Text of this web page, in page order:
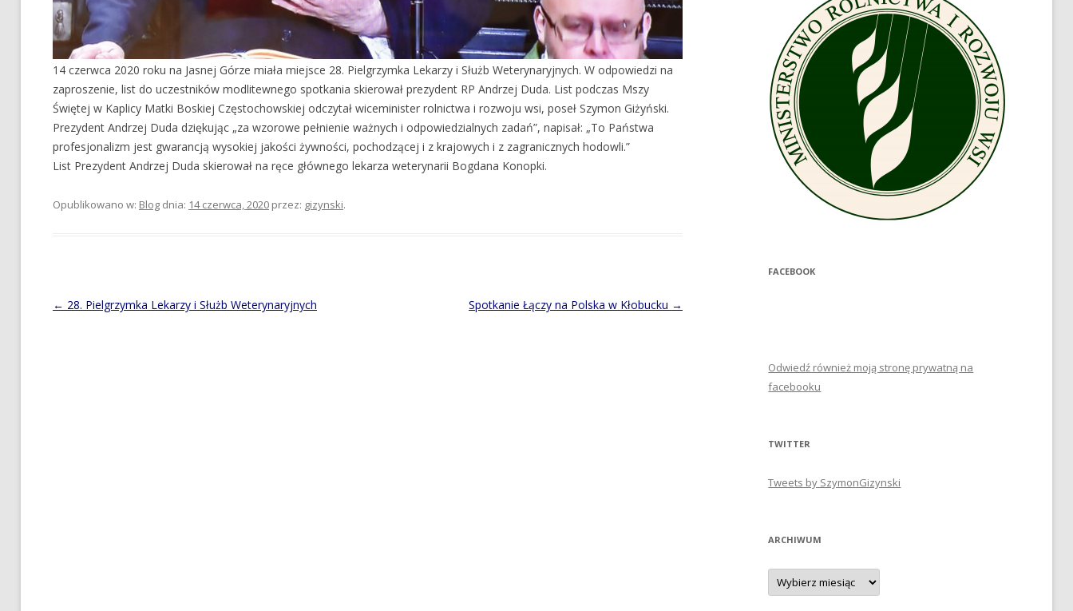
14 czerwca 2020 roku na Jasnej Górze miała miejsce 28. Pielgrzymka Lekarzy i Służb Weterynaryjnych. W odpowiedzi na
zaproszenie, list do uczestników modlitewnego spotkania skierował prezydent RP Andrzej Duda. List podczas Mszy
Świętej w Kaplicy Matki Boskiej Częstochowskiej odczytał wiceminister rolnictwa i rozwoju wsi, poseł Szymon Giżyński.
Prezydent Andrzej Duda dziękując „za wzorowe pełnienie ważnych i odpowiedzialnych zadań”, napisał: „To Państwa
profesjonalizm jest gwarancją wysokiej jakości żywności, pochodzącej i z krajowych i z zagranicznych hodowli.”
List Prezydent Andrzej Duda skierował na ręce głównego lekarza weterynarii Bogdana Konopki.
Opublikowano w: Blog dnia: 14 czerwca, 2020 przez: gizynski.
Post
← 28. Pielgrzymka Lekarzy i Służb Weterynaryjnych Spotkanie Łączy na Polska w Kłobucku →
FACEBOOK
Odwiedź również moją stronę prywatną na
facebooku
TWITTER
Tweets by SzymonGizynski
ARCHIWUM
Archiwum